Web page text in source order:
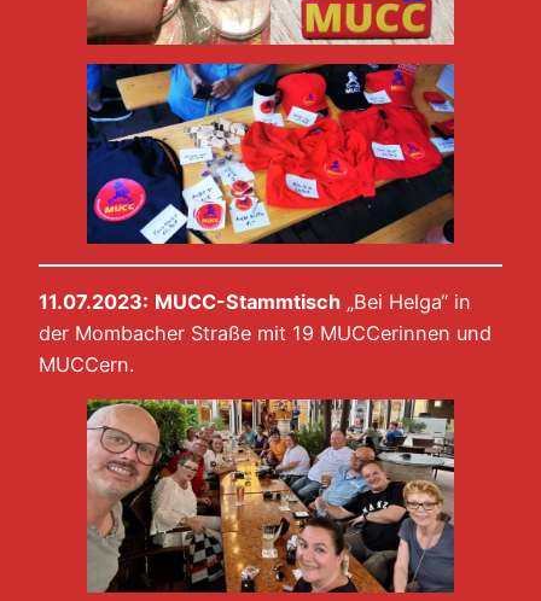
11.07.2023: MUCC-Stammtisch „Bei Helga“ in
der Mombacher Straße mit 19 MUCCerinnen und
MUCCern.